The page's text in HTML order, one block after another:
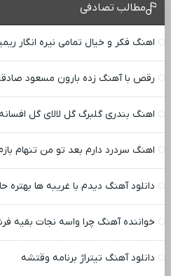
مطالب تصادفی
اهنگ فکر و خیال تمامی نیره انگار
رقص با آهنگ زده بارون مسعود
اهنگ بندری گلبرگ گل لالای گل
اهنگ سردرد دارم بعد تو من تنهام
دانلود آهنگ دیدم با غریبه ها
خواننده آهنگ چرا واسه نجات بقیه
دانلود آهنگ تیتراژ برنامه وقتشه